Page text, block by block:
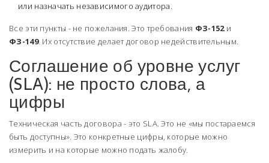
или назначать независимого аудитора.
Все эти пункты - не пожелания. Это требования ФЗ-152и
ФЗ-149. Их отсутствие делает договор недействительным.
Соглашение об уровне услуг
(SLA): не просто слова, а
цифры
Техническая часть договора - это SLA. Это не «мы постараемся
быть доступны». Это конкретные цифры, которые можно
измерить и на которые можно подать жалобу.